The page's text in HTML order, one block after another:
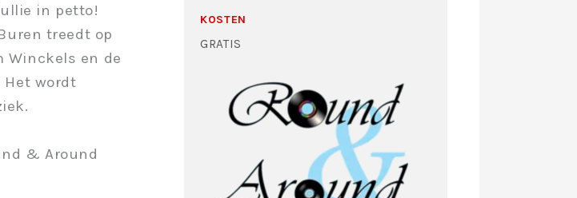
in petto!
treedt op
Winckels en de
Het wordt
& Around
KOSTEN
GRATIS